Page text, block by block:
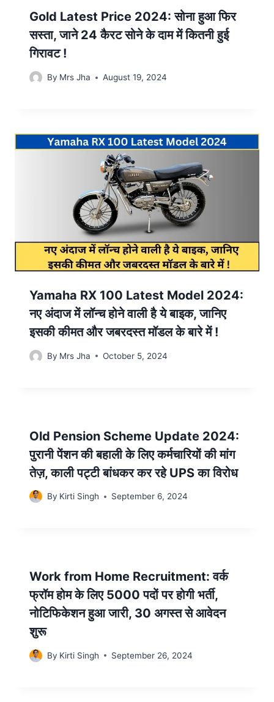
Gold Latest Price 2024: सोना हुआ फिर
सस्ता, जाने 24 कैरट सोने के दाम में कितनी हुई
गिरावट !
By Mrs Jha August 19, 2024
Yamaha RX 100 Latest Model 2024:
नए अंदाज में लॉन्च होने वाली है ये बाइक, जानिए
इसकी कीमत और जबरदस्त मॉडल के बारे में !
By Mrs Jha October 5, 2024
Old Pension Scheme Update 2024:
पुरानी पेंशन की बहाली के लिए कर्मचारियों की मांग
तेज़, काली पट्टी बांधकर कर रहे UPS का विरोध
By Kirti Singh September 6, 2024
Work from Home Recruitment: वर्क
फ्रॉम होम के लिए 5000 पदों पर होगी भर्ती,
नोटिफिकेशन हुआ जारी, 30 अगस्त से आवेदन
शुरू
By Kirti Singh September 26, 2024